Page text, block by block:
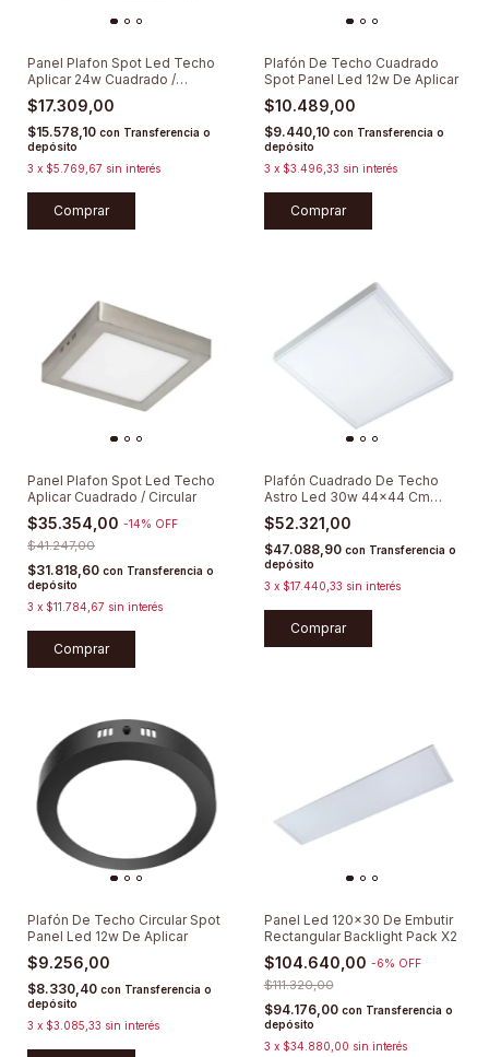
Panel Plafon Spot Led Techo
Aplicar 24w Cuadrado /
Circular
$17.309,00
$15.578,10 con Transferencia o
depósito
3 x $5.769,67 sin interés
Comprar
Plafón De Techo Cuadrado
Spot Panel Led 12w De Aplicar
$10.489,00
$9.440,10 con Transferencia o
depósito
3 x $3.496,33 sin interés
Comprar
Panel Plafon Spot Led Techo
Aplicar Cuadrado / Circular
$35.354,00 -14% OFF
$41.247,00
$31.818,60 con Transferencia o
depósito
3 x $11.784,67 sin interés
Comprar
Plafón Cuadrado De Techo
Astro Led 30w 44x44 Cm
Backlight Lumenac
$52.321,00
$47.088,90 con Transferencia o
depósito
3 x $17.440,33 sin interés
Comprar
Plafón De Techo Circular Spot
Panel Led 12w De Aplicar
$9.256,00
$8.330,40 con Transferencia o
depósito
3 x $3.085,33 sin interés
Panel Led 120x30 De Embutir
Rectangular Backlight Pack X2
$104.640,00 -6% OFF
$111.320,00
$94.176,00 con Transferencia o
depósito
3 x $34.880,00 sin interés